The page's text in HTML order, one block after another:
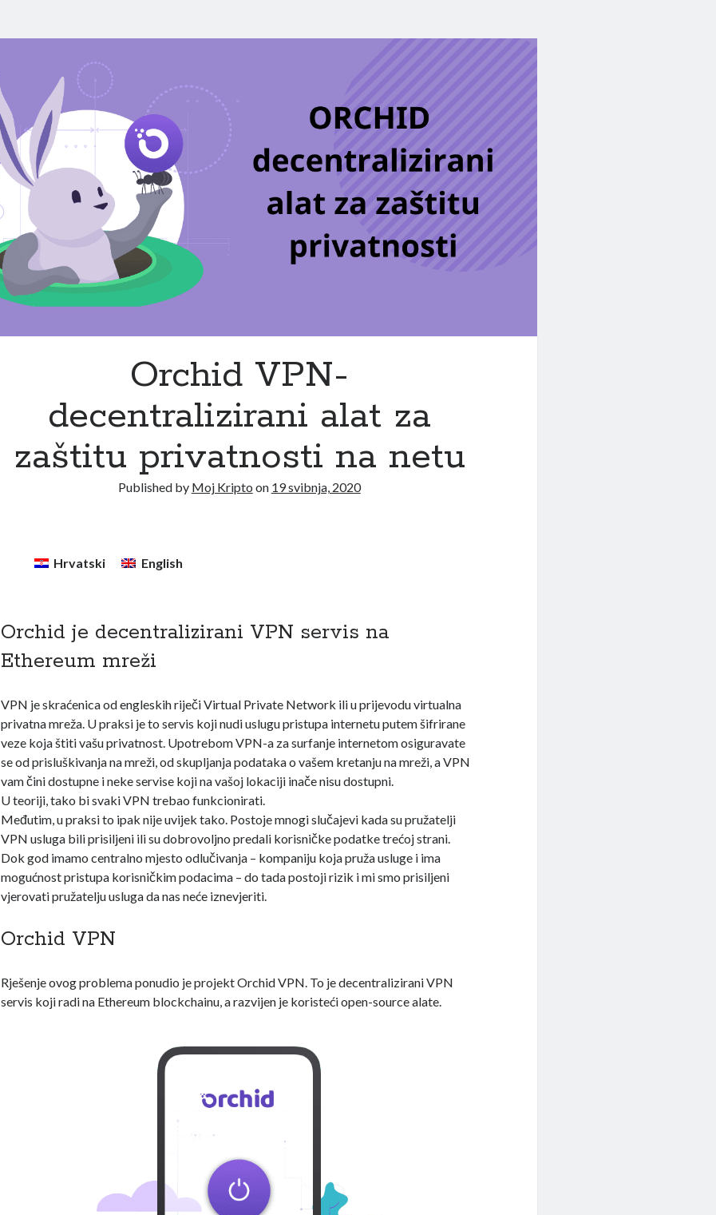
Orchid VPN-
decentralizirani alat za
zaštitu privatnosti na netu
Published by Moj Kripto on 19 svibnja, 2020
Hrvatski English
Orchid je decentralizirani VPN servis na
Ethereum mreži
VPN je skraćenica od engleskih riječi Virtual Private Network ili u prijevodu virtualna
privatna mreža. U praksi je to servis koji nudi uslugu pristupa internetu putem šifrirane
veze koja štiti vašu privatnost. Upotrebom VPN-a za surfanje internetom osiguravate
se od prisluškivanja na mreži, od skupljanja podataka o vašem kretanju na mreži, a VPN
vam čini dostupne i neke servise koji na vašoj lokaciji inače nisu dostupni.
U teoriji, tako bi svaki VPN trebao funkcionirati.
Međutim, u praksi to ipak nije uvijek tako. Postoje mnogi slučajevi kada su pružatelji
VPN usluga bili prisiljeni ili su dobrovoljno predali korisničke podatke trećoj strani.
Dok god imamo centralno mjesto odlučivanja – kompaniju koja pruža usluge i ima
mogućnost pristupa korisničkim podacima – do tada postoji rizik i mi smo prisiljeni
vjerovati pružatelju usluga da nas neće iznevjeriti.
Orchid VPN
Rješenje ovog problema ponudio je projekt Orchid VPN. To je decentralizirani VPN
servis koji radi na Ethereum blockchainu, a razvijen je koristeći open-source alate.